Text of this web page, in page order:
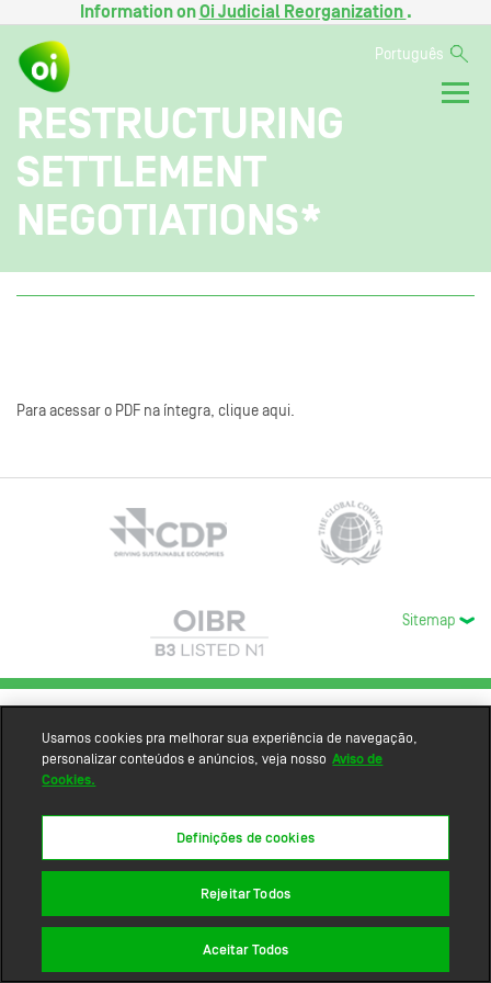
Information onOi Judicial Reorganization .
Português
RESTRUCTURING
SETTLEMENT
NEGOTIATIONS*
Para acessar o PDF na íntegra, clique aqui.
Sitemap
Usamos cookies pra melhorar sua experiência de navegação,
personalizar conteúdos e anúncios, veja nosso Aviso de
Cookies.
Definições de cookies
Rejeitar Todos
Aceitar Todos